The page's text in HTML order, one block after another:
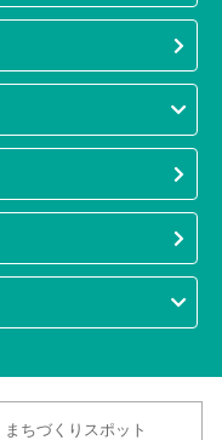
まちづくりスポット